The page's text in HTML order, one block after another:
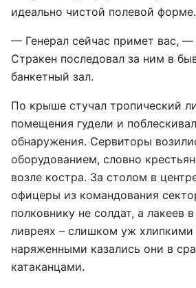
идеально чистой полевой форме.
— Генерал сейчас примет вас,
Стракен последовал за ним в
банкетный зал.
По крыше стучал тропический
помещения гудели и
обнаружения. Сервиторы
оборудованием, словно
возле костра. За столом в
офицеры из командования
полковнику не солдат, а лакеев
ливреях – слишком уж
наряженными казались они в
катаканцами.